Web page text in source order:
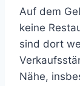
Auf dem
keine
sind dort
Nähe,